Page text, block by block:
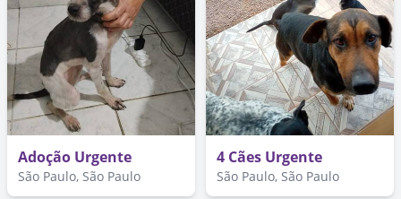
Adoção Urgente
São Paulo, São Paulo
4 Cães Urgente
São Paulo, São Paulo